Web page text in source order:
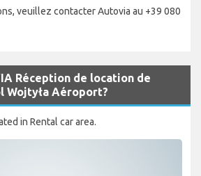
veuillez contacter Autovia au +39 080
Réception de location de
Wojtyła Aéroport?
in Rental car area.